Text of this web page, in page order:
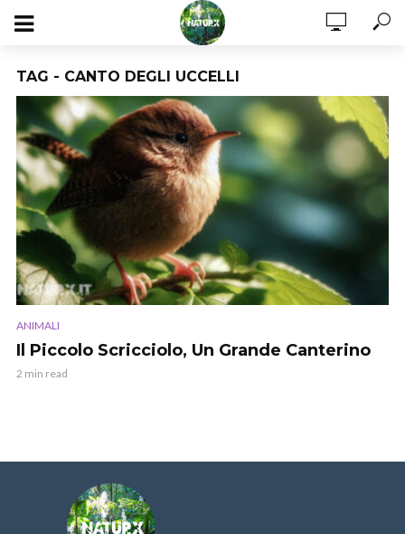
TAG - CANTO DEGLI UCCELLI
ANIMALI
Il Piccolo Scricciolo, Un Grande Canterino
2 min read